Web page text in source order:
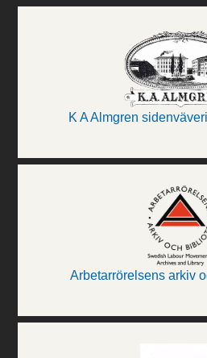
K A Almgren
Arbetarrörelsens arkiv